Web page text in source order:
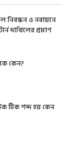
f
o
নিবন্ধন ও নবায়নে
দাখিলের প্রমাণ
কেন?
টিক শব্দ হয় কেন